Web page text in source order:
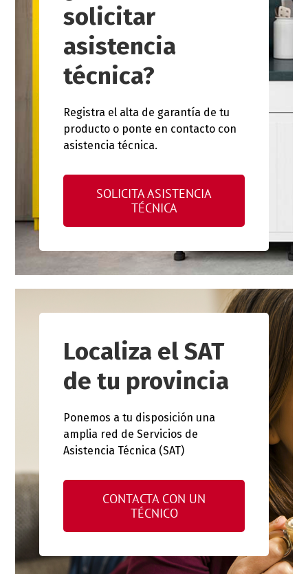
solicitar
asistencia
técnica?
Registra el alta de garantía de tu
producto o ponte en contacto con
asistencia técnica.
SOLICITA ASISTENCIA
TÉCNICA
Localiza el SAT
de tu provincia
Ponemos a tu disposición una
amplia red de Servicios de
Asistencia Técnica (SAT)
CONTACTA CON UN
TÉCNICO